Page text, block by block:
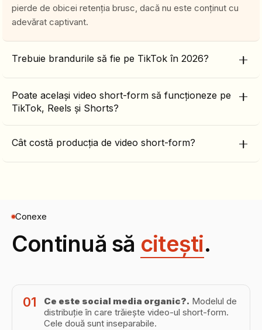
pierde de obicei retenția brusc, dacă nu este conținut cu
adevărat captivant.
Trebuie brandurile să fie pe TikTok în 2026?
Poate același video short-form să funcționeze pe
TikTok, Reels și Shorts?
Cât costă producția de video short-form?
Conexe
Continuă să citești.
01 Ce este social media organic?. Modelul de
distribuție în care trăiește video-ul short-form.
Cele două sunt inseparabile.